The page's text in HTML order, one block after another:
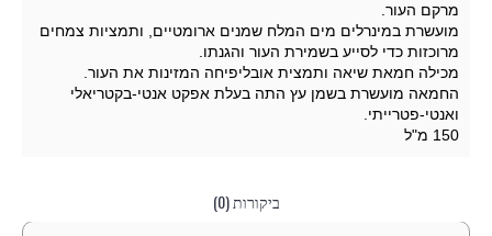
‬מרקם‭ ‬העור.
‬מרוכזות‭ ‬כדי‭ ‬לסייע‭ ‬בשמירת‭ ‬העור‭ ‬והגנתו‭.‬
מכילה‭ ‬חמאת‭ ‬שיאה‭ ‬ותמצית‭ ‬אובליפיחה‭ ‬המזינות‭ ‬את‭ ‬העור‭.‬
‬ואנטי‭-‬פטרייתי‭.‬
150 מ"ל
ביקורות (0)